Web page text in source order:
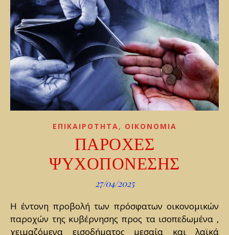
ΕΠΙΚΑΙΡΟΤΗΤΑ, ΟΙΚΟΝΟΜΙΑ
ΠΑΡΟΧΕΣ
ΨΥΧΟΠΟΝΕΣΗΣ
27/04/2025
Η έντονη προβολή των πρόσφατων οικονομικών
παροχών της κυβέρνησης προς τα ισοπεδωμένα ,
χειμαζόμενα εισοδήματος μεσαία και λαϊκά